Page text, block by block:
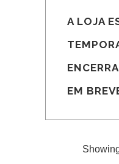
A LOJA
EM